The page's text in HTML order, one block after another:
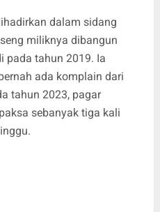
dalam sidang
miliknya dibangun
pada tahun 2019. Ia
ada komplain dari
tahun 2023, pagar
sebanyak tiga kali